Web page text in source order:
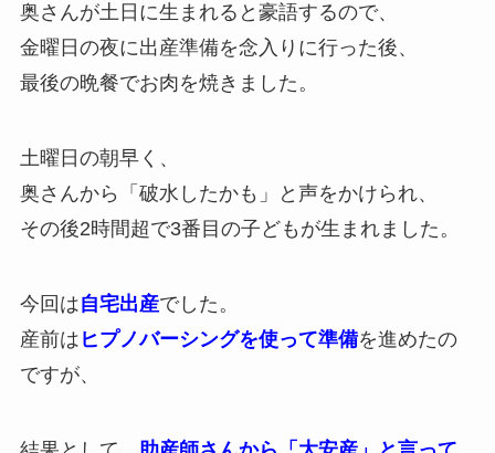
奥さんが土日に生まれると豪語するので、
金曜日の夜に出産準備を念入りに行った後、
最後の晩餐でお肉を焼きました。
土曜日の朝早く、
奥さんから「破水したかも」と声をかけられ、
その後2時間超で3番目の子どもが生まれました。
今回は自宅出産でした。
産前は ヒプノバーシングを使って準備を進めたの
ですが、